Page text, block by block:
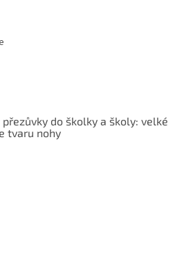
do školky a školy: velké
tvaru nohy